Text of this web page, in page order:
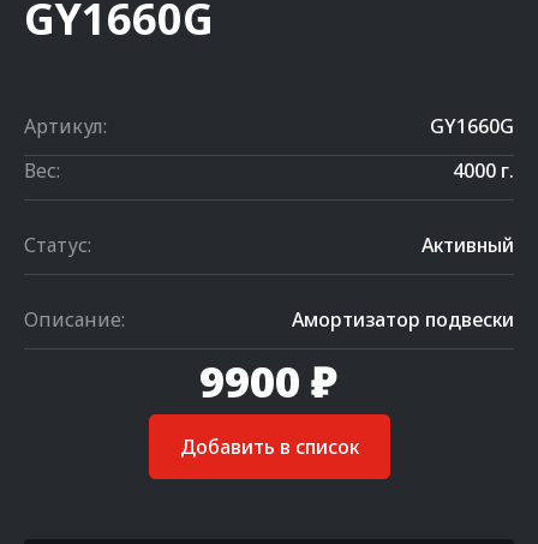
GY1660G
Артикул:
GY1660G
Вес:
4000 г.
Статус: Активный
Описание: Амортизатор подвески
9900 ₽
Добавить в список